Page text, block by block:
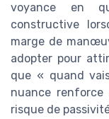
voyance en
constructive
marge de
adopter pour
que « quand
nuance
risque de